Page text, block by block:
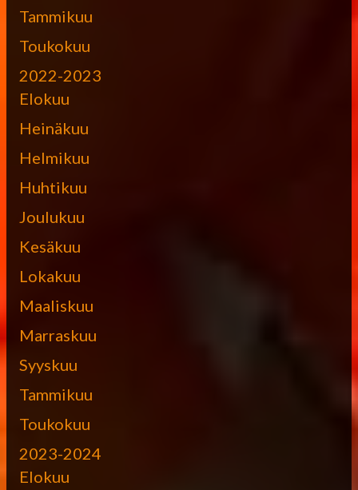
Tammikuu
Toukokuu
2022-2023
Elokuu
Heinäkuu
Helmikuu
Huhtikuu
Joulukuu
Kesäkuu
Lokakuu
Maaliskuu
Marraskuu
Syyskuu
Tammikuu
Toukokuu
2023-2024
Elokuu